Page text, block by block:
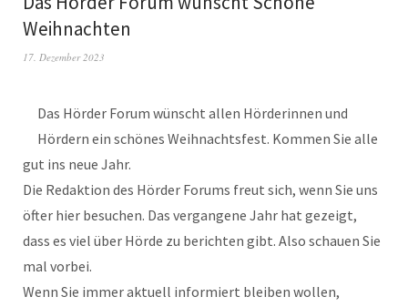
Weihnachten
17. Dezember 2023
Das Hörder Forum wünscht allen Hörderinnen und
Hördern ein schönes Weihnachtsfest. Kommen Sie alle
gut ins neue Jahr.
Die Redaktion des Hörder Forums freut sich, wenn Sie uns
öfter hier besuchen. Das vergangene Jahr hat gezeigt,
dass es viel über Hörde zu berichten gibt. Also schauen Sie
mal vorbei.
Wenn Sie immer aktuell informiert bleiben wollen,